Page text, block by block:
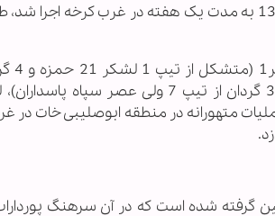
پاسداران) و نصر3 (شامل تیپ 3لشکر 21 حمزه و 3 گردان
متهورانه در منطقه ابوصلیبی خات